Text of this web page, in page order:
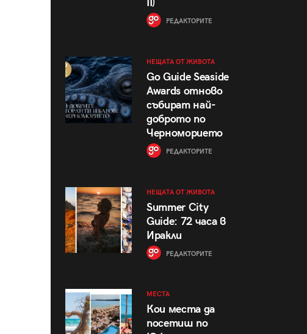
II)
РЕДАКТОРИТЕ
НЕЩАТА ОТ ЖИВОТА
Go Guide Seaside
Awards отново
събират най-
доброто по
Черноморието
РЕДАКТОРИТЕ
НЕЩАТА ОТ ЖИВОТА
Summer City
Guide: 72 часа в
Иракли
РЕДАКТОРИТЕ
МЕСТА
Кои места да
посетиш по